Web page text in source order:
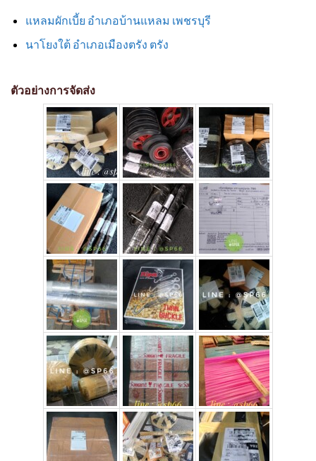
แหลมผักเบี้ย อำเภอบ้านแหลม เพชรบุรี
นาโยงใต้ อำเภอเมืองตรัง ตรัง
ตัวอย่างการจัดส่ง